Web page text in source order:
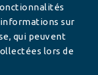
sur
qui peuvent
lors de